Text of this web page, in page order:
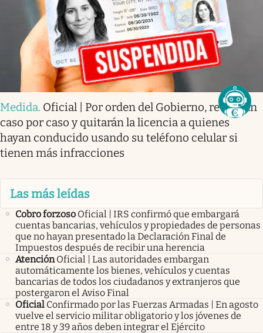
Medida. Oficial | Por orden del Gobierno, revisarán
caso por caso y quitarán la licencia a quienes
hayan conducido usando su teléfono celular si
tienen más infracciones
Las más leídas
Cobro forzoso Oficial | IRS confirmó que embargará
cuentas bancarias, vehículos y propiedades de personas
que no hayan presentado la Declaración Final de
Impuestos después de recibir una herencia
Atención Oficial | Las autoridades embargan
automáticamente los bienes, vehículos y cuentas
bancarias de todos los ciudadanos y extranjeros que
postergaron el Aviso Final
Oficial Confirmado por las Fuerzas Armadas | En agosto
vuelve el servicio militar obligatorio y los jóvenes de
entre 18 y 39 años deben integrar el Ejército